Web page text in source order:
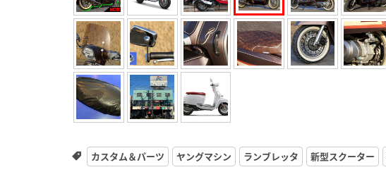
カスタム＆パーツ ヤングマシン ランブレッタ 新型スクーター